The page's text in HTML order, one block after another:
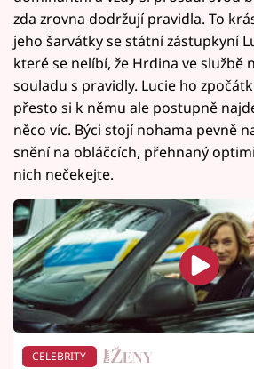
zda zrovna dodržují pravidla. To
jeho šarvátky se státní zástupkyní
které se nelíbí, že Hrdina ve službě
souladu s pravidly. Lucie ho
přesto si k němu ale postupně
něco víc. Býci stojí nohama pevně
snění na obláčcích, přehnaný
nich nečekejte.
CELEBRITY